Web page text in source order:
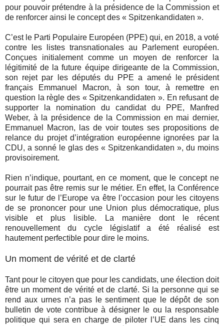
pour pouvoir prétendre à la présidence de la Commission et
de renforcer ainsi le concept des « Spitzenkandidaten ».
C’est le Parti Populaire Européen (PPE) qui, en 2018, a voté
contre les listes transnationales au Parlement européen.
Conçues initialement comme un moyen de renforcer la
légitimité de la future équipe dirigeante de la Commission,
son rejet par les députés du PPE a amené le président
français Emmanuel Macron, à son tour, à remettre en
question la règle des « Spitzenkandidaten ». En refusant de
supporter la nomination du candidat du PPE, Manfred
Weber, à la présidence de la Commission en mai dernier,
Emmanuel Macron, las de voir toutes ses propositions de
relance du projet d’intégration européenne ignorées par la
CDU, a sonné le glas des « Spitzenkandidaten », du moins
provisoirement.
Rien n’indique, pourtant, en ce moment, que le concept ne
pourrait pas être remis sur le métier. En effet, la Conférence
sur le futur de l’Europe va être l’occasion pour les citoyens
de se prononcer pour une Union plus démocratique, plus
visible et plus lisible. La manière dont le récent
renouvellement du cycle législatif a été réalisé est
hautement perfectible pour dire le moins.
Un moment de vérité et de clarté
Tant pour le citoyen que pour les candidats, une élection doit
être un moment de vérité et de clarté. Si la personne qui se
rend aux urnes n’a pas le sentiment que le dépôt de son
bulletin de vote contribue à désigner le ou la responsable
politique qui sera en charge de piloter l’UE dans les cinq